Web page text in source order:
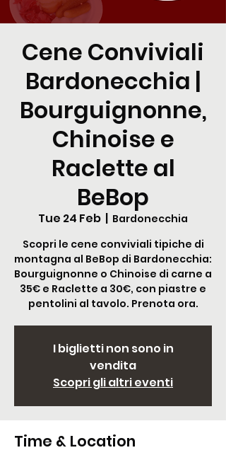
Cene Conviviali
Bardonecchia |
Bourguignonne,
Chinoise e
Raclette al
BeBop
Tue 24 Feb
  |
Bardonecchia
Scopri le cene conviviali tipiche di
montagna al BeBop di Bardonecchia:
Bourguignonne o Chinoise di carne a
35€ e Raclette a 30€, con piastre e
pentolini al tavolo. Prenota ora.
I biglietti non sono in
vendita
Scopri gli altri eventi
Time & Location